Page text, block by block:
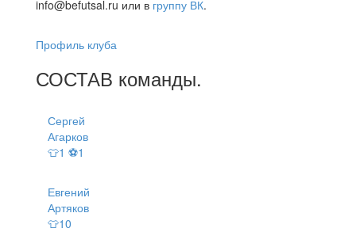
info@befutsal.ru или в группу ВК.
Профиль клуба
СОСТАВ команды.
Сергей
Агарков
👕1 ⚽1
Евгений
Артяков
👕10